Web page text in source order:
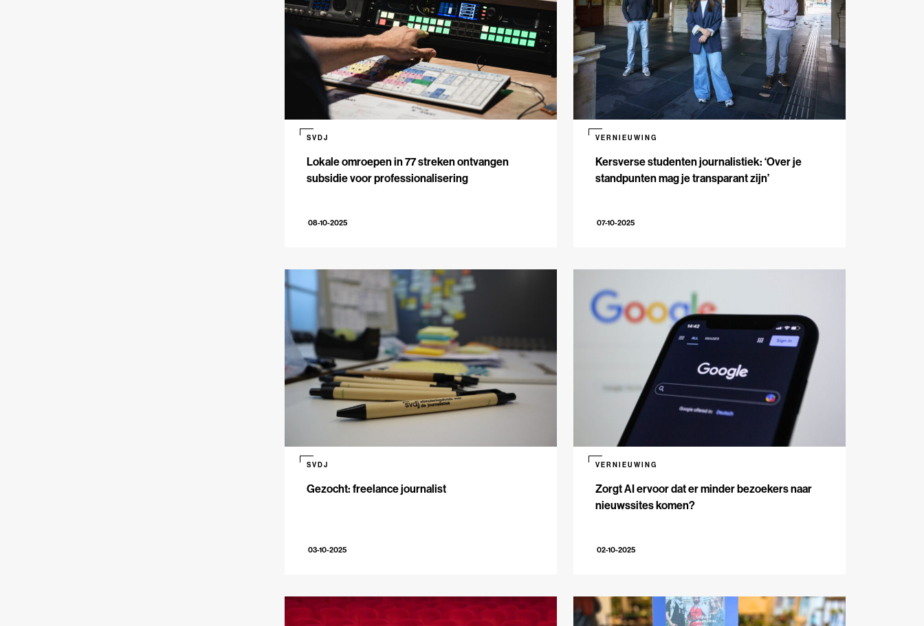
Lokale omroepen in 77 streken ontvangen
subsidie voor professionalisering
SVDJ
08-10-2025
Kersverse studenten journalistiek: ‘Over je
standpunten mag je transparant zijn’
VERNIEUWING
07-10-2025
Gezocht: freelance journalist
SVDJ
03-10-2025
Zorgt AI ervoor dat er minder bezoekers naar
nieuwssites komen?
VERNIEUWING
02-10-2025